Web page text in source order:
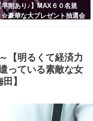
早割あり♪】MAX６０名規
☆豪華な大プレゼント抽選会
ー♪＠茶屋町】
【明るくて経済力
っている素敵な女
】